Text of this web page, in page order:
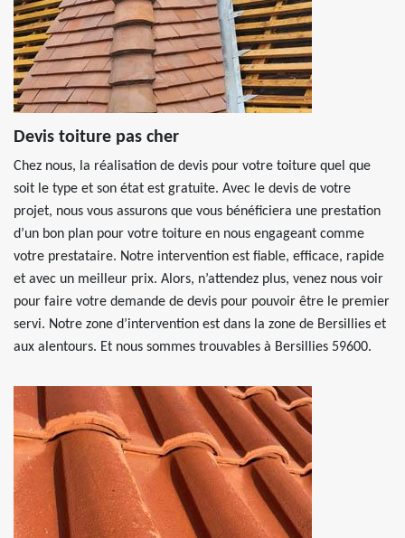
Devis toiture pas cher
Chez nous, la réalisation de devis pour votre toiture quel que
soit le type et son état est gratuite. Avec le devis de votre
projet, nous vous assurons que vous bénéficiera une prestation
d’un bon plan pour votre toiture en nous engageant comme
votre prestataire. Notre intervention est fiable, efficace, rapide
et avec un meilleur prix. Alors, n’attendez plus, venez nous voir
pour faire votre demande de devis pour pouvoir être le premier
servi. Notre zone d’intervention est dans la zone de Bersillies et
aux alentours. Et nous sommes trouvables à Bersillies 59600.